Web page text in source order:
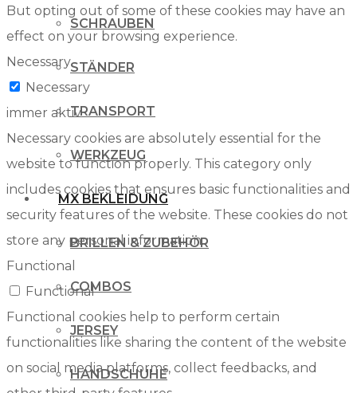
SCHRAUBEN
STÄNDER
TRANSPORT
WERKZEUG
MX BEKLEIDUNG
BRILLEN & ZUBEHÖR
COMBOS
JERSEY
HANDSCHUHE
But opting out of some of these cookies may have an
effect on your browsing experience.
Necessary
Necessary
immer aktiv
Necessary cookies are absolutely essential for the
website to function properly. This category only
includes cookies that ensures basic functionalities and
security features of the website. These cookies do not
store any personal information.
Functional
Functional
Functional cookies help to perform certain
functionalities like sharing the content of the website
on social media platforms, collect feedbacks, and